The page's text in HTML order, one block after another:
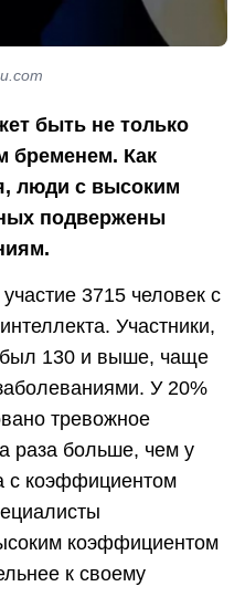
быть не только
бременем. Как
люди с высоким
подвержены
3715 человек с
Участники,
был 130 и выше, чаще
У 20%
тревожное
раза больше, чем у
с коэффициентом
коэффициентом
к своему